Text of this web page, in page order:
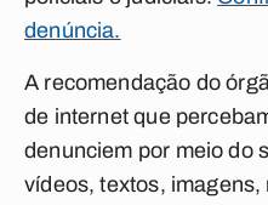
denúncia.
A recomendação do
de internet que
denunciem por meio do
vídeos, textos,